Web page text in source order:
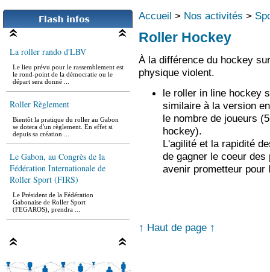
La roller rando d'LBV
le rond-point de la démocratie ou le
départ sera donné ...
Roller Règlement
se dotera d'un règlement. En effet si
depuis sa création ...
Le Gabon, au Congrès de la
Fédération Internationale de
Roller Sport (FIRS)
Gabonaise de Roller Sport
(FEGAROS), prendra ...
de Libreville sera inédite
Libreville (RML), plusieurs fois
reportée pour de multiples ...
Accueil > Nos activités >
Roller Hockey
À la différence du hockey
physique violent.
le roller in line hockey
similaire à la version
le nombre de joueurs
hockey).
L'agilité et la rapidité
de gagner le coeur
avenir prometteur pour
↑ Haut de page ↑